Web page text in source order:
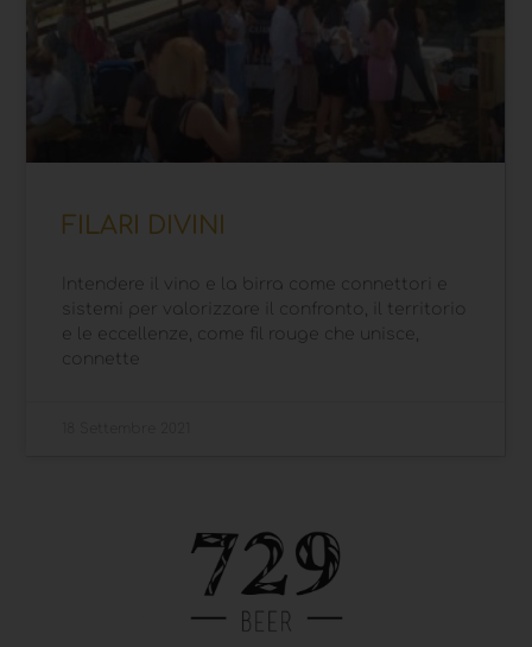
FILARI DIVINI
Intendere il vino e la birra come connettori e
sistemi per valorizzare il confronto, il territorio
e le eccellenze, come fil rouge che unisce,
connette